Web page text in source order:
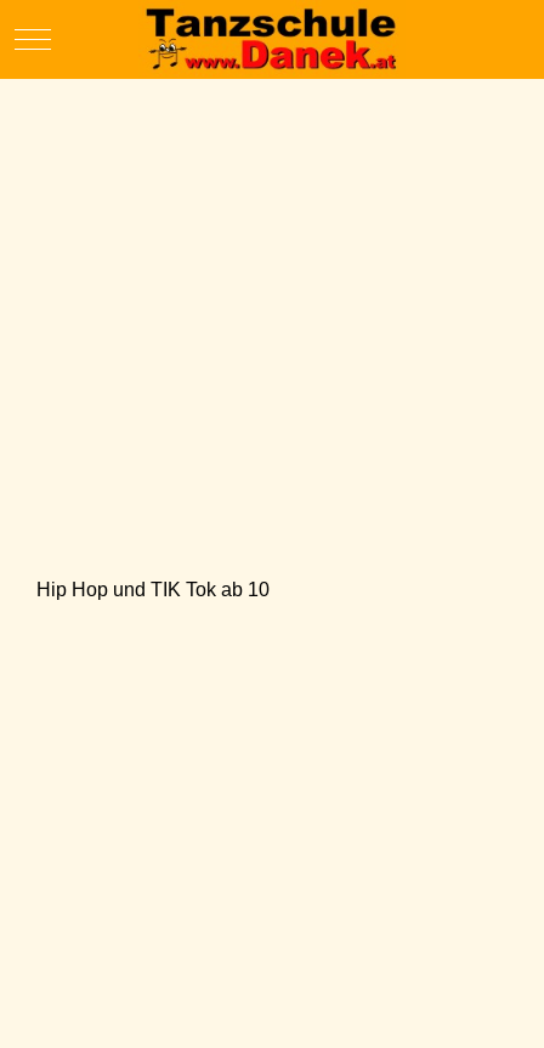
Mobile Menu Toggle
Hip Hop und TIK Tok ab 10